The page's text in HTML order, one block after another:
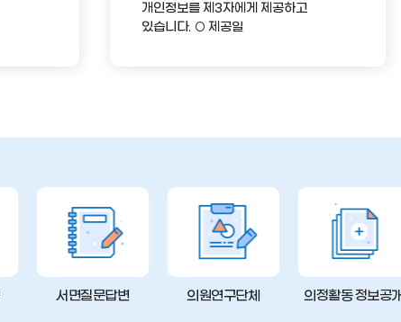
개인정보를 제3자에게 제공하고
있습니다. ○ 제공일
서면질문답변 의원연구단체 의정활동 정보공